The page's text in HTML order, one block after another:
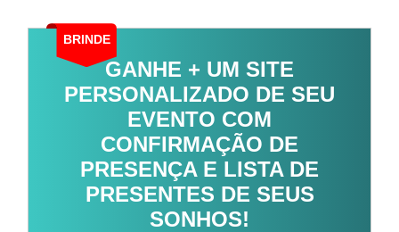
BRINDE
GANHE + UM SITE
PERSONALIZADO DE SEU
EVENTO COM
CONFIRMAÇÃO DE
PRESENÇA E LISTA DE
PRESENTES DE SEUS
SONHOS!